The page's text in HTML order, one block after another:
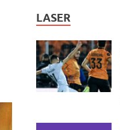
LASER